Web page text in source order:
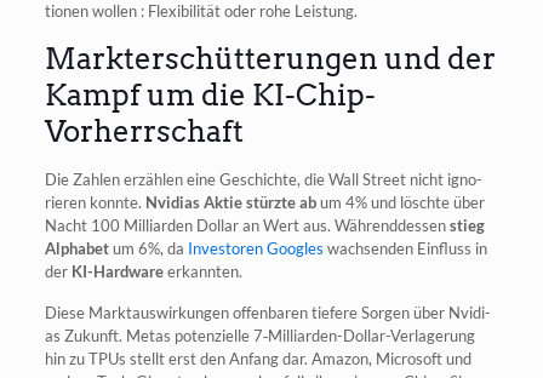
tio­nen wol­len : Fle­xi­bi­li­tät oder rohe Leistung.
Markterschütterungen und der
Kampf um die KI-Chip-
Vorherrschaft
Die Zah­len erzäh­len eine Geschich­te, die Wall Street nicht igno­
rie­ren konn­te. Nvi­di­as Aktie stürz­te abum 4% und lösch­te über
Nacht 100 Mil­li­ar­den Dol­lar an Wert aus. Wäh­rend­des­senstieg
Alpha­betum 6%, da Inves­to­ren Goo­gles wach­sen­den Ein­fluss in
der KI-Hard­wareerkannten.
Die­se Markt­aus­wir­kun­gen offen­ba­ren tie­fe­re Sor­gen über Nvi­di­
as Zukunft. Metas poten­zi­el­le 7‑Mil­li­ar­den-Dol­lar-Ver­la­ge­rung
hin zu TPUs stellt erst den Anfang dar. Ama­zon, Micro­soft und